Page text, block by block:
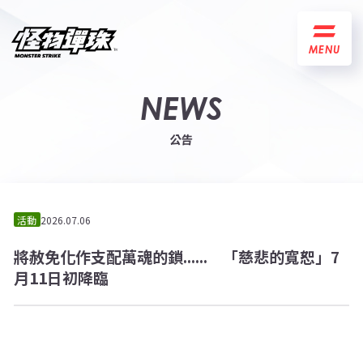
MENU
NEWS
公告
活動 2026.07.06
將赦免化作支配萬魂的鎖...... 「慈悲的寬恕」7
月11日初降臨